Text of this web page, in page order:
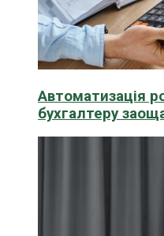
Автоматизація
бухгалтеру